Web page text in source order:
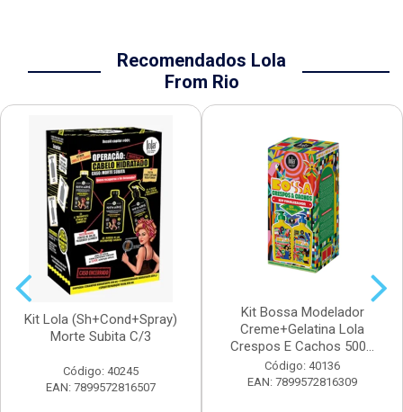
Recomendados Lola
From Rio
Kit Lola (Sh+Cond+Spray)
Morte Subita C/3
Código: 40245
EAN: 7899572816507
Kit Bossa Modelador
Creme+Gelatina Lola
Crespos E Cachos 500...
Código: 40136
EAN: 7899572816309